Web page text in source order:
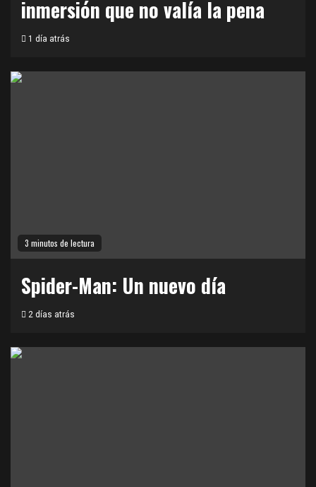
inmersión que no valía la pena
1 día atrás
3 minutos de lectura
Spider-Man: Un nuevo día
2 días atrás